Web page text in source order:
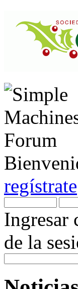
regístrate
Ingresar
de la